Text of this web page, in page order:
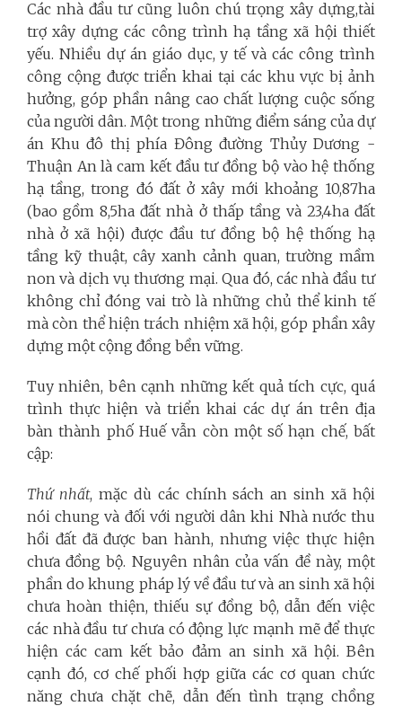
Các nhà đầu tư cũng luôn chú trọng xây dựng,tài
trợ xây dựng các công trình hạ tầng xã hội thiết
yếu. Nhiều dự án giáo dục, y tế và các công trình
công cộng được triển khai tại các khu vực bị ảnh
hưởng, góp phần nâng cao chất lượng cuộc sống
của người dân. Một trong những điểm sáng của dự
án Khu đô thị phía Đông đường Thủy Dương -
Thuận An là cam kết đầu tư đồng bộ vào hệ thống
hạ tầng, trong đó đất ở xây mới khoảng 10,87ha
(bao gồm 8,5ha đất nhà ở thấp tầng và 23,4ha đất
nhà ở xã hội) được đầu tư đồng bộ hệ thống hạ
tầng kỹ thuật, cây xanh cảnh quan, trường mầm
non và dịch vụ thương mại. Qua đó, các nhà đầu tư
không chỉ đóng vai trò là những chủ thể kinh tế
mà còn thể hiện trách nhiệm xã hội, góp phần xây
dựng một cộng đồng bền vững.
Tuy nhiên, bên cạnh những kết quả tích cực, quá
trình thực hiện và triển khai các dự án trên địa
bàn thành phố Huế vẫn còn một số hạn chế, bất
cập:
Thứ nhất, mặc dù các chính sách an sinh xã hội
nói chung và đối với người dân khi Nhà nước thu
hồi đất đã được ban hành, nhưng việc thực hiện
chưa đồng bộ. Nguyên nhân của vấn đề này, một
phần do khung pháp lý về đầu tư và an sinh xã hội
chưa hoàn thiện, thiếu sự đồng bộ, dẫn đến việc
các nhà đầu tư chưa có động lực mạnh mẽ để thực
hiện các cam kết bảo đảm an sinh xã hội. Bên
cạnh đó, cơ chế phối hợp giữa các cơ quan chức
năng chưa chặt chẽ, dẫn đến tình trạng chồng